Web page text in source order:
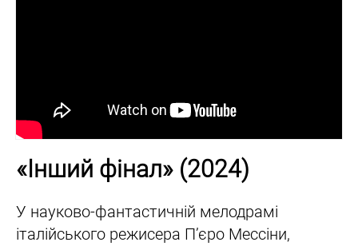
«Інший фінал» (2024)
У науково-фантастичній мелодрамі
італійського режисера П’єро Мессіни,